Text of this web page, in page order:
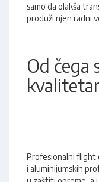
samo da olakša
produži njen radni
Od čega
Profesionalni flight
i aluminijumskih